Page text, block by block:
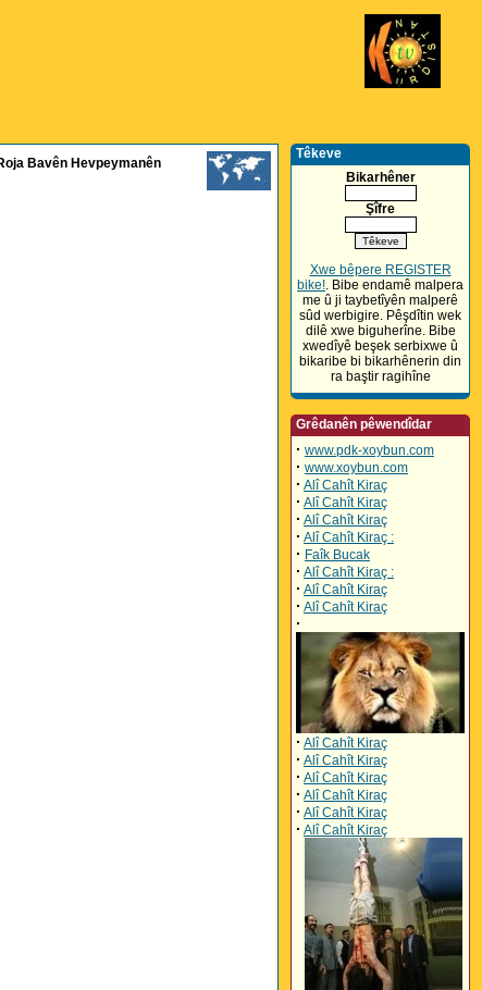
Bavên Hevpeymanên
Têkeve
Bikarhêner
Şîfre
Xwe bêpere REGISTER
bike!. Bibe endamê malpera
me û ji taybetîyên malperê
sûd werbigire. Pêşdîtin wek
dilê xwe biguherîne. Bibe
xwedîyê beşek serbixwe û
bikaribe bi bikarhênerin din
ra baştir ragihîne
Grêdanên pêwendîdar
· www.pdk-xoybun.com
· www.xoybun.com
· Alî Cahît Kiraç
· Alî Cahît Kiraç
· Alî Cahît Kiraç
· Alî Cahît Kiraç :
· Faîk Bucak
· Alî Cahît Kiraç :
· Alî Cahît Kiraç
· Alî Cahît Kiraç
·
· Alî Cahît Kiraç
· Alî Cahît Kiraç
· Alî Cahît Kiraç
· Alî Cahît Kiraç
· Alî Cahît Kiraç
· Alî Cahît Kiraç